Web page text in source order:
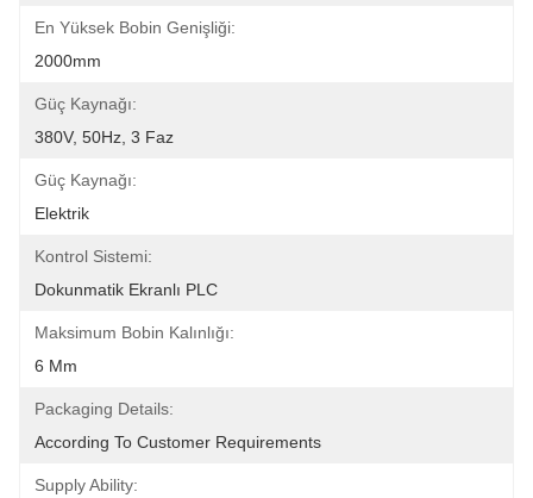
En Yüksek Bobin Genişliği:
2000mm
Güç Kaynağı:
380V, 50Hz, 3 Faz
Güç Kaynağı:
Elektrik
Kontrol Sistemi:
Dokunmatik Ekranlı PLC
Maksimum Bobin Kalınlığı:
6 Mm
Packaging Details:
According To Customer Requirements
Supply Ability: